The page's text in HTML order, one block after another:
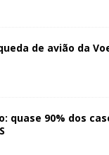
de avião da
quase 90% dos